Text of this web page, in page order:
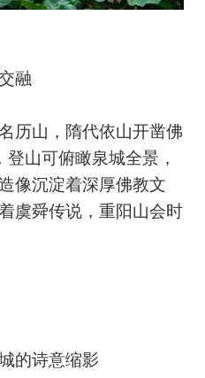
融
历山，隋代依山开凿佛
山可俯瞰泉城全景，
像沉淀着深厚佛教文
虞舜传说，重阳山会时
的诗意缩影